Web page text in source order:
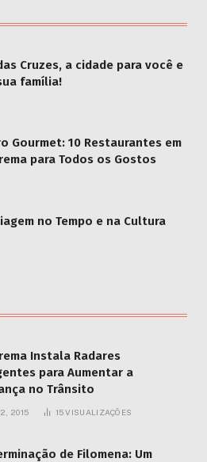
Cruzes, a cidade para você e
família!
Gourmet: 10 Restaurantes em
para Todos os Gostos
no Tempo e na Cultura
Instala Radares
para Aumentar a
no Trânsito
2015 15VISUALIZAÇÕES
de Filomena: Um